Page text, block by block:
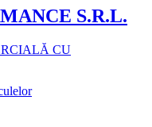
S.R.L.
CU